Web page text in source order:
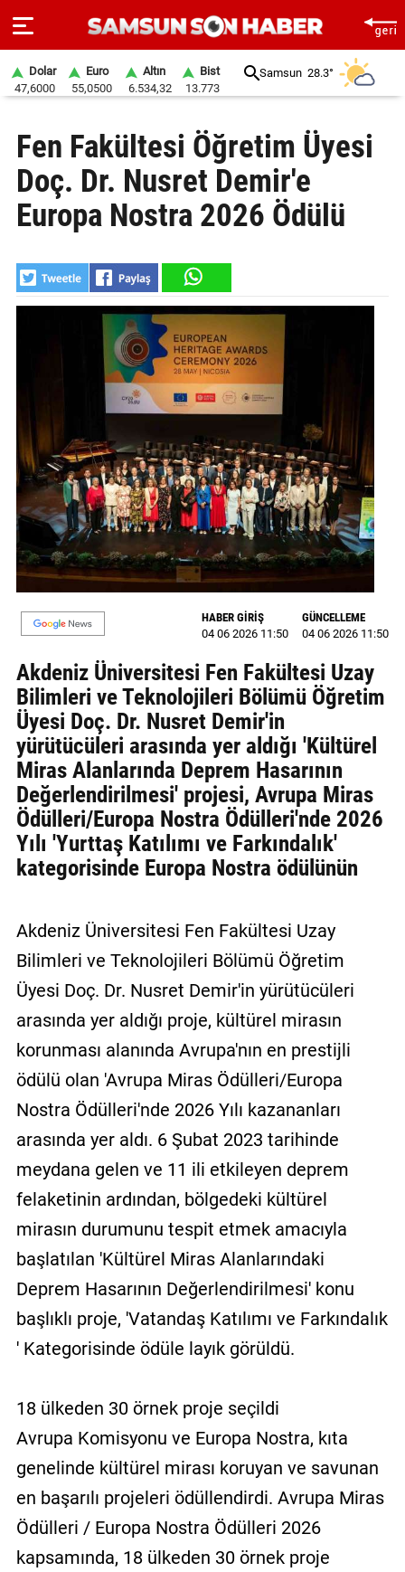
SAYFA
SAMSUN
HABER
GÜNDEM
EKONOMİ
MAGAZİN
GALERİ
VİDEO
YAZARLAR
BİZE
ULAŞIN
İletişim
Gizlilik
Politikası
Dolar
47,6000
Euro
55,0500
Altın
6.534,32
Bist
13.773
Samsun 28.3°
Fen Fakültesi Öğretim Üyesi
Doç. Dr. Nusret Demir'e
Europa Nostra 2026 Ödülü
HABER GİRİŞ
04 06 2026 11:50
GÜNCELLEME
04 06 2026 11:50
Akdeniz Üniversitesi Fen Fakültesi Uzay
Bilimleri ve Teknolojileri Bölümü Öğretim
Üyesi Doç. Dr. Nusret Demir'in
yürütücüleri arasında yer aldığı 'Kültürel
Miras Alanlarında Deprem Hasarının
Değerlendirilmesi' projesi, Avrupa Miras
Ödülleri/Europa Nostra Ödülleri'nde 2026
Yılı 'Yurttaş Katılımı ve Farkındalık'
kategorisinde Europa Nostra ödülünün
Akdeniz Üniversitesi Fen Fakültesi Uzay
Bilimleri ve Teknolojileri Bölümü Öğretim
Üyesi Doç. Dr. Nusret Demir'in yürütücüleri
arasında yer aldığı proje, kültürel mirasın
korunması alanında Avrupa'nın en prestijli
ödülü olan 'Avrupa Miras Ödülleri/Europa
Nostra Ödülleri'nde 2026 Yılı kazananları
arasında yer aldı. 6 Şubat 2023 tarihinde
meydana gelen ve 11 ili etkileyen deprem
felaketinin ardından, bölgedeki kültürel
mirasın durumunu tespit etmek amacıyla
başlatılan 'Kültürel Miras Alanlarındaki
Deprem Hasarının Değerlendirilmesi' konu
başlıklı proje, 'Vatandaş Katılımı ve Farkındalık
' Kategorisinde ödüle layık görüldü.
18 ülkeden 30 örnek proje seçildi
Avrupa Komisyonu ve Europa Nostra, kıta
genelinde kültürel mirası koruyan ve savunan
en başarılı projeleri ödüllendirdi. Avrupa Miras
Ödülleri / Europa Nostra Ödülleri 2026
kapsamında, 18 ülkeden 30 örnek proje